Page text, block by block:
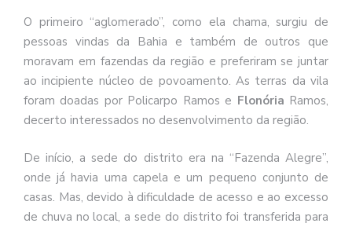
O primeiro “aglomerado”, como ela chama, surgiu de
pessoas vindas da Bahia e também de outros que
moravam em fazendas da região e preferiram se juntar
ao incipiente núcleo de povoamento. As terras da vila
foram doadas por Policarpo Ramos e Flonória Ramos,
decerto interessados no desenvolvimento da região.
De início, a sede do distrito era na “Fazenda Alegre”,
onde já havia uma capela e um pequeno conjunto de
casas. Mas, devido à dificuldade de acesso e ao excesso
de chuva no local, a sede do distrito foi transferida para